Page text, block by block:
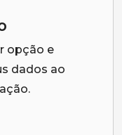
opção e
dados ao